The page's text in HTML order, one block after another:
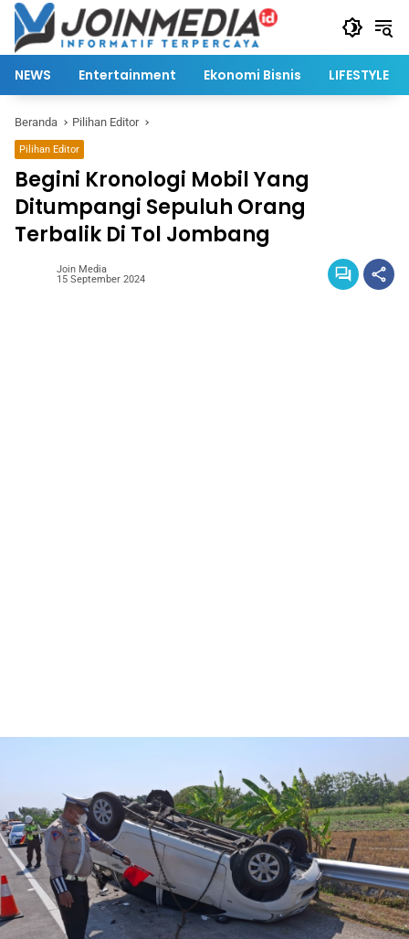
Langsung
konten
NEWS Entertainment Ekonomi Bisnis LIFESTYLE
Beranda Pilihan Editor
Pilihan Editor
Begini Kronologi Mobil Yang
Ditumpangi Sepuluh Orang
Terbalik Di Tol Jombang
Join Media
15 September 2024